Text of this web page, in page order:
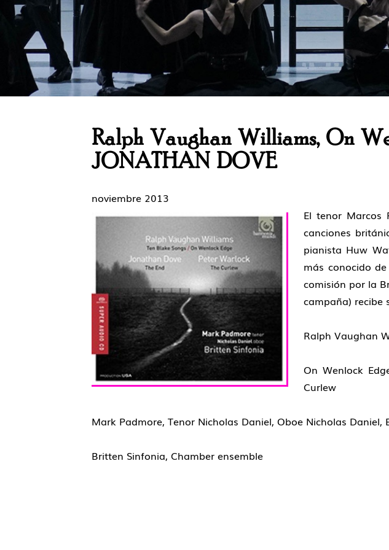
Ralph Vaughan Williams, On
JONATHAN DOVE
noviembre 2013
El tenor Marcos
canciones
pianista Huw
más conocido
comisión por la
campaña) recibe
Ralph Vaughan
On Wenlock
Curlew
Mark Padmore, Tenor Nicholas Daniel, Oboe Nicholas
Britten Sinfonia, Chamber ensemble